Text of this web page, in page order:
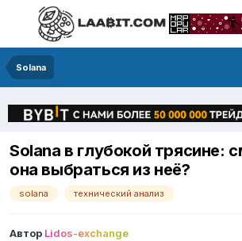
Solana
Solana в глубокой трясине:
она выбраться из неё?
solana технический анализ
Автор Lidos-exchange